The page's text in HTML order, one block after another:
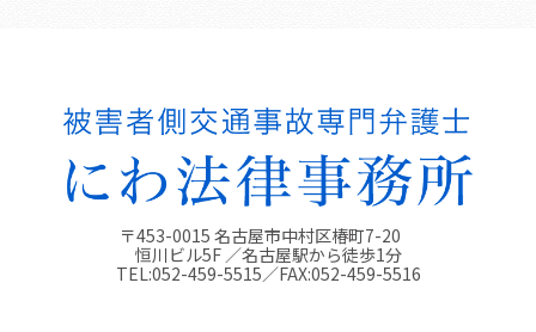
〒453-0015 名古屋市中村区椿町7-20
恒川ビル5F ／名古屋駅から徒歩1分
TEL:052-459-5515／FAX:052-459-5516